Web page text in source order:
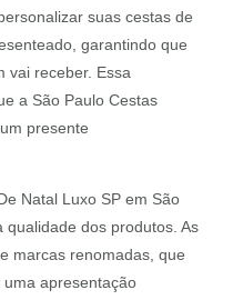
suas cestas de
garantindo que
vai receber. Essa
a São Paulo Cestas
presente
Natal Luxo SP em São
qualidade dos produtos. As
marcas renomadas, que
apresentação